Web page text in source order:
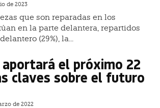
de 2023
que son reparadas en los
en la parte delantera, repartidos
(29%), la...
el próximo 22
claves sobre el futuro
de 2022